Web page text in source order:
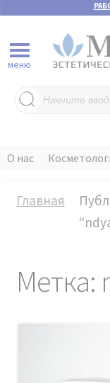
Поиск
товаров
меню
О нас
Главная
Метка: